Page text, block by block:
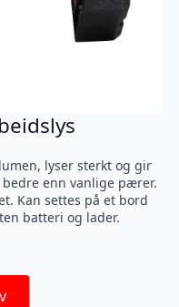
lyser sterkt og gir
enn vanlige pærer.
Kan settes på et bord
batteri og lader.